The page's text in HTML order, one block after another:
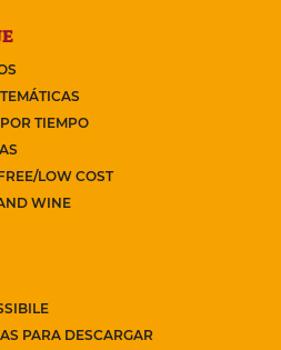
TIEMPO
LOW COST
WINE
PARA DESCARGAR